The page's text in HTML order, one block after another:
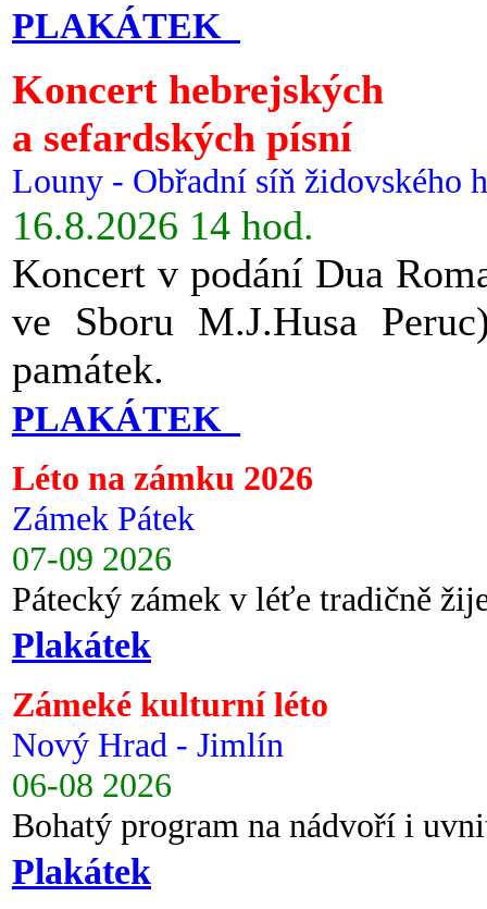
PLAKÁTEK
Koncert hebrejských
a sefardských písní
Louny - Obřadní síň židovského
16.8.2026 14 hod.
Koncert v podání Dua
ve Sboru M.J.Husa
památek.
PLAKÁTEK
Léto na zámku 2026
Zámek Pátek
07-09 2026
Pátecký zámek v léťe tradičně
Plakátek
Zámeké kulturní léto
Nový Hrad - Jimlín
06-08 2026
Bohatý program na nádvoří i
Plakátek